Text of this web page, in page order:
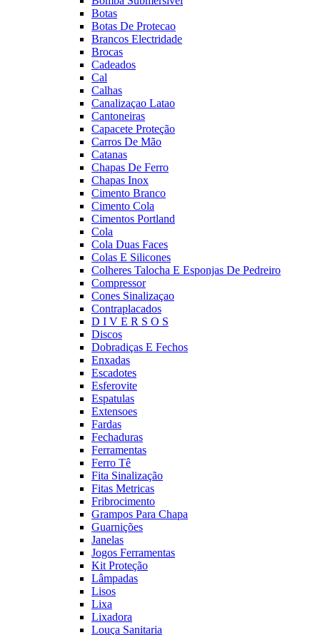
Botas
Botas De Protecao
Brancos Electridade
Brocas
Cadeados
Cal
Calhas
Canalizaçao Latao
Cantoneiras
Capacete Proteção
Carros De Mão
Catanas
Chapas De Ferro
Chapas Inox
Cimento Branco
Cimento Cola
Cimentos Portland
Cola
Cola Duas Faces
Colas E Silicones
Colheres Talocha E Esponjas De Pedreiro
Compressor
Cones Sinalizaçao
Contraplacados
D I V E R S O S
Discos
Dobradiças E Fechos
Enxadas
Escadotes
Esferovite
Espatulas
Extensoes
Fardas
Fechaduras
Ferramentas
Ferro Tê
Fita Sinalização
Fitas Metricas
Fribrocimento
Grampos Para Chapa
Guarnições
Janelas
Jogos Ferramentas
Kit Proteção
Lâmpadas
Lisos
Lixa
Lixadora
Louça Sanitaria